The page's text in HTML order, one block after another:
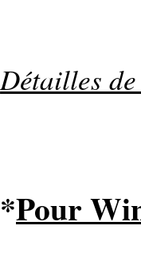
Détailles
*Pour